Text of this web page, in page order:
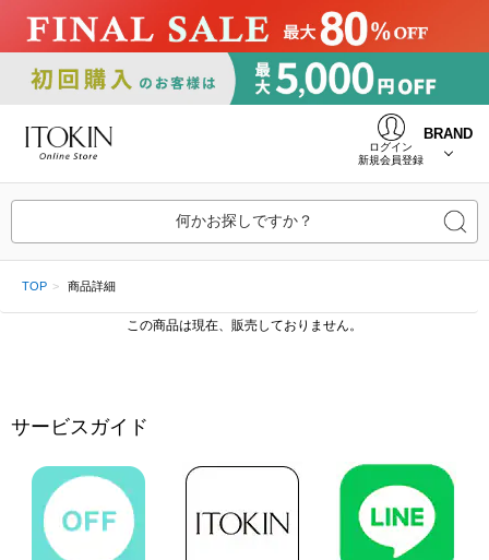
ログイン
新規会員登録
BRAND
何かお探しですか？
TOP 商品詳細
この商品は現在、販売しておりません。
サービスガイド